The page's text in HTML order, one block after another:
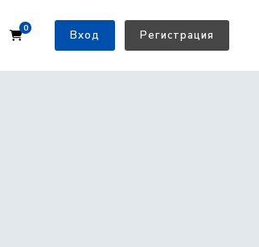
0
Корзина Вход Регистрация